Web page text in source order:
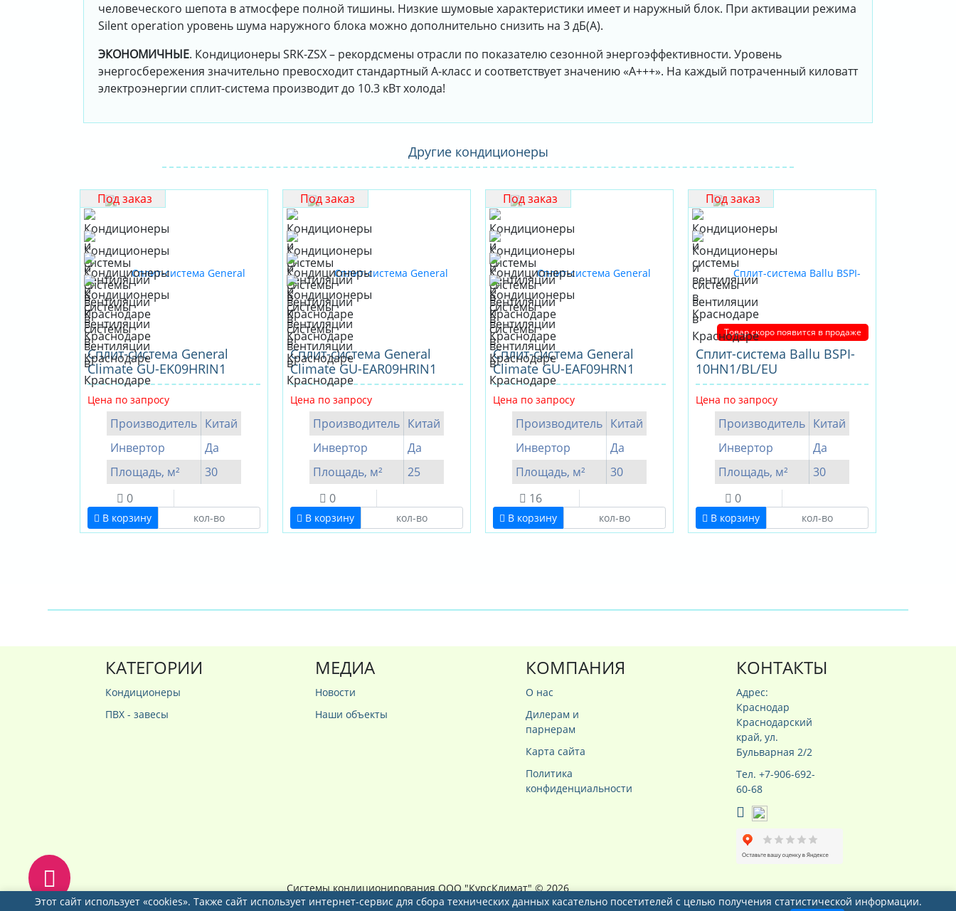
человеческого шепота в атмосфере полной тишины. Низкие шумовые характеристики имеет и наружный блок. При активации режима
Silent operation уровень шума наружного блока можно дополнительно снизить на 3 дБ(А).
ЭКОНОМИЧНЫЕ. Кондиционеры SRK-ZSX – рекордсмены отрасли по показателю сезонной энергоэффективности. Уровень
энергосбережения значительно превосходит стандартный А-класс и соответствует значению «А+++». На каждый потраченный киловатт
электроэнергии сплит-система производит до 10.3 кВт холода!
Другие кондиционеры
Под заказ
Сплит-система General
Climate GU-EK09HRIN1
Цена по запросу
Производитель Китай
Инвертор
Да
Площадь, м²
30
0
В корзину
Под заказ
Сплит-система General
Climate GU-EAR09HRIN1
Цена по запросу
Производитель Китай
Инвертор
Да
Площадь, м²
25
0
В корзину
Под заказ
Cплит-система General
Climate GU-EAF09HRN1
Цена по запросу
Производитель Китай
Инвертор
Да
Площадь, м²
30
16
В корзину
Под заказ
Товар скоро появится в продаже
Сплит-система Ballu BSPI-
10HN1/BL/EU
Цена по запросу
Производитель Китай
Инвертор
Да
Площадь, м²
30
0
В корзину
КАТЕГОРИИ
Кондиционеры
ПВХ - завесы
МЕДИА
Новости
Наши объекты
КОМПАНИЯ
О нас
Дилерам и
парнерам
Карта сайта
Политика
конфиденциальности
КОНТАКТЫ
Адрес:
Краснодар
Краснодарский
край, ул.
Бульварная 2/2
Тел. +7-906-692-
60-68
Системы кондиционирования ООО "КурсКлимат"© 2026
Этот сайт использует «cookies». Также сайт использует интернет-сервис для сбора технических данных касательно посетителей с целью получения статистической информации.